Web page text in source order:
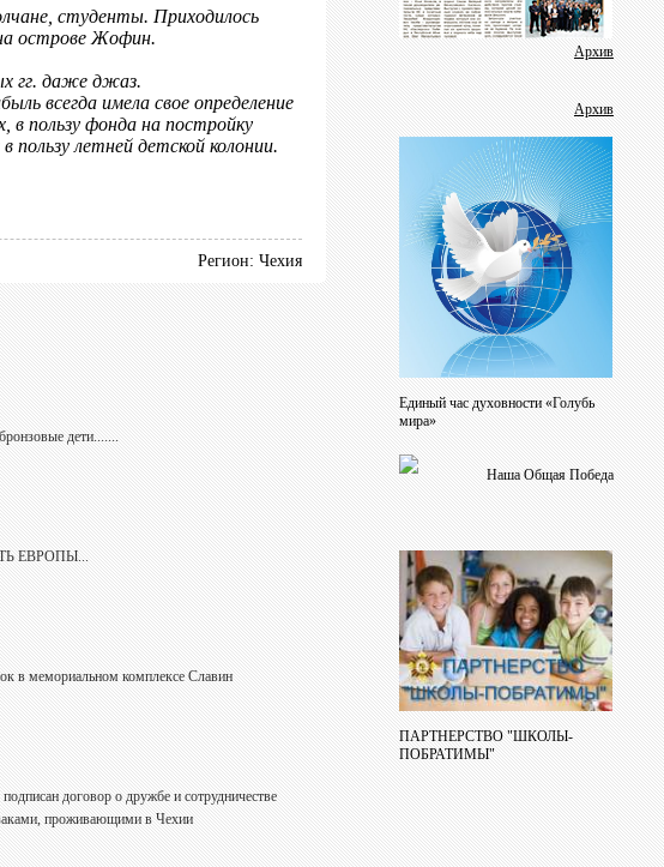
студенты. Приходилось
острове Жофин.
гг. даже джаз.
всегда имела свое определение
в пользу фонда на постройку
пользу летней детской колонии.
Регион: Чехия
дети.......
ЕВРОПЫ...
в мемориальном комплексе Славин
договор о дружбе и сотрудничестве
проживающими в Чехии
В помощь защитнику отечества
Методичка
Социальные ролики
Аналитика
Архив
Архив
Единый час духовности «Голубь
мира»
Наша Общая Победа
ПАРТНЕРСТВО "ШКОЛЫ-
ПОБРАТИМЫ"